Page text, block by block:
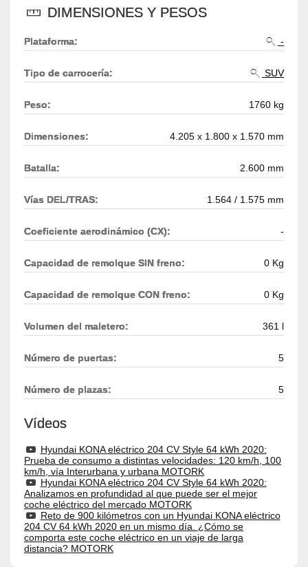
DIMENSIONES Y PESOS
Plataforma: -
Tipo de carrocería: SUV
Peso: 1760 kg
Dimensiones: 4.205 x 1.800 x 1.570 mm
Batalla: 2.600 mm
Vías DEL/TRAS: 1.564 / 1.575 mm
Coeficiente aerodinámico (CX): -
Capacidad de remolque SIN freno: 0 Kg
Capacidad de remolque CON freno: 0 Kg
Volumen del maletero: 361 l
Número de puertas: 5
Número de plazas: 5
Vídeos
Hyundai KONA eléctrico 204 CV Style 64 kWh 2020:
Prueba de consumo a distintas velocidades: 120 km/h, 100
km/h, vía Interurbana y urbana MOTORK
Hyundai KONA eléctrico 204 CV Style 64 kWh 2020:
Analizamos en profundidad al que puede ser el mejor
coche eléctrico del mercado MOTORK
Reto de 900 kilómetros con un Hyundai KONA eléctrico
204 CV 64 kWh 2020 en un mismo día. ¿Cómo se
comporta este coche eléctrico en un viaje de larga
distancia? MOTORK